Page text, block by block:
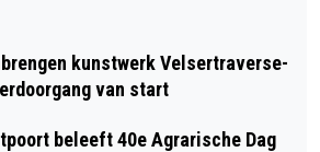
SEBASTIAAN
VOOR
UIT TUNNELKASSEN
SEIZOEN IN BIJ
RORIK
kunstwerk Velsertraverse-
van start
beleeft 40e Agrarische Dag